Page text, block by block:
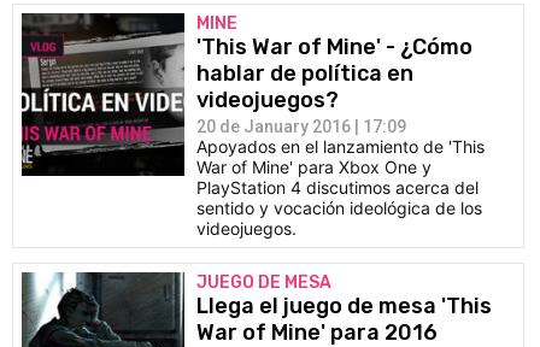
MINE
'This War of Mine' - ¿Cómo
hablar de política en
videojuegos?
20 de January 2016 | 17:09
Apoyados en el lanzamiento de 'This
War of Mine' para Xbox One y
PlayStation 4 discutimos acerca del
sentido y vocación ideológica de los
videojuegos.
JUEGO DE MESA
Llega el juego de mesa 'This
War of Mine' para 2016